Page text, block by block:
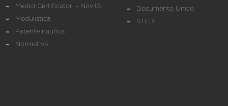
Medici Certificatori - Novità
Modulistica
Patente nautica
Normativa
Documento Unico
STED